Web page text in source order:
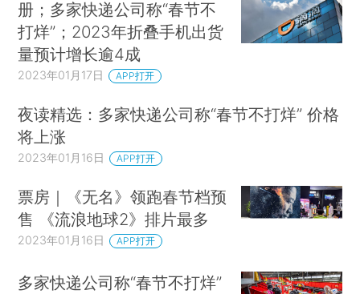
册；多家快递公司称“春节不
打烊”；2023年折叠手机出货
量预计增长逾4成
2023年01月17日 APP打开
夜读精选：多家快递公司称“春节不打烊” 价格
将上涨
2023年01月16日 APP打开
票房｜《无名》领跑春节档预
售 《流浪地球2》排片最多
2023年01月16日 APP打开
多家快递公司称“春节不打烊”